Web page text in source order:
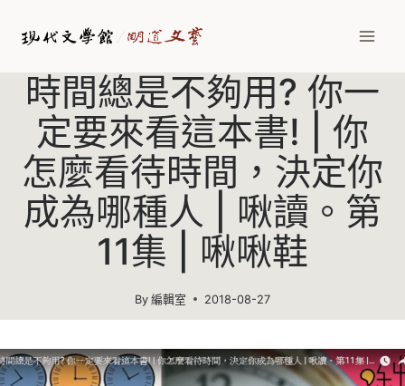
時間總是不夠用? 你一
定要來看這本書! | 你
怎麼看待時間，決定你
成為哪種人 | 啾讀。第
11集 | 啾啾鞋
By 編輯室 2018-08-27